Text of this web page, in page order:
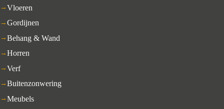
Vloeren
Gordijnen
Behang & Wand
Horren
Verf
Buitenzonwering
Meubels